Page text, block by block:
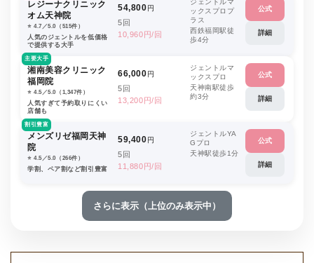
レジーナクリニック
オム天神院
⭐️ 4.7／5.0（515件）
人気のジェントルを低価格
で提供する大手
54,800円
5回
10,960円/回
ジェントルマ
ックスプロプ
ラス
西鉄福岡駅徒
歩4分
公式
詳細
主要大手
湘南美容クリニック
福岡院
⭐️ 4.5／5.0（1,347件）
人気すぎて予約取りにくい
店舗も
66,000円
5回
13,200円/回
ジェントルマ
ックスプロ
天神南駅徒歩
約3分
公式
詳細
割引豊富
メンズリゼ福岡天神
院
⭐️ 4.5／5.0（266件）
学割、ペア割など割引豊富
59,400円
5回
11,880円/回
ジェントルYA
Gプロ
天神駅徒歩1分
公式
詳細
さらに表示（上位のみ表示中）